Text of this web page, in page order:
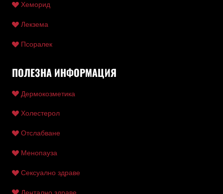
Хеморид
Лекзема
Псоралек
ПОЛЕЗНА ИНФОРМАЦИЯ
Дермокозметика
Холестерол
Отслабване
Менопауза
Сексуално здраве
Дентално здраве